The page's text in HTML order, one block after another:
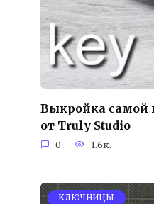
Выкройка самой
от Truly Studio
0 1.6к.
KЛЮЧНИЦЫ